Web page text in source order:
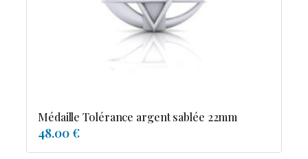
Médaille Tolérance argent sablée 22mm
48.00 €